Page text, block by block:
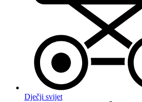
Dječji svijet